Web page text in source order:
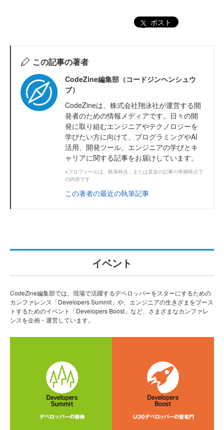
ポスト
この記事の著者
CodeZine編集部（コードジンヘンシュウ
ブ）
CodeZineは、株式会社翔泳社が運営する開
発者のための情報メディアです。日々の開
発に取り組むエンジニアやテクノロジーを
学びたい方に向けて、プログラミングやAI
活用、開発ツール、エンジニアの学びとキ
ャリアに関する記事をお届けしています。
※プロフィールは、執筆時点、または直近の記事の寄稿時点で
の内容です
この著者の最近の執筆記事
イベント
CodeZine編集部では、現場で活躍するデベロッパーをスターにするための
カンファレンス「Developers Summit」や、エンジニアの生きざまをブース
トするためのイベント「Developers Boost」など、さまざまなカンファレ
ンスを企画・運営しています。